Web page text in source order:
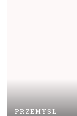
PRZEMYSŁ